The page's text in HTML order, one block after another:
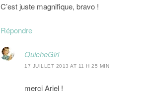
C’est juste magnifique, bravo !
Répondre
QuicheGirl
17 JUILLET 2013 AT 11 H 25 MIN
merci Ariel !